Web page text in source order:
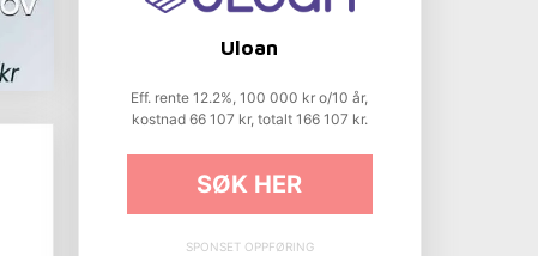
Uloan
Eff. rente 12.2%, 100 000 kr o/10 år,
kostnad 66 107 kr, totalt 166 107 kr.
SØK HER
SPONSET OPPFØRING